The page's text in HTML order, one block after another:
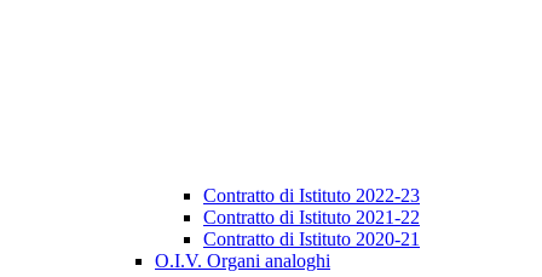
Contratto di Istituto 2022-23
Contratto di Istituto 2021-22
Contratto di Istituto 2020-21
O.I.V. Organi analoghi